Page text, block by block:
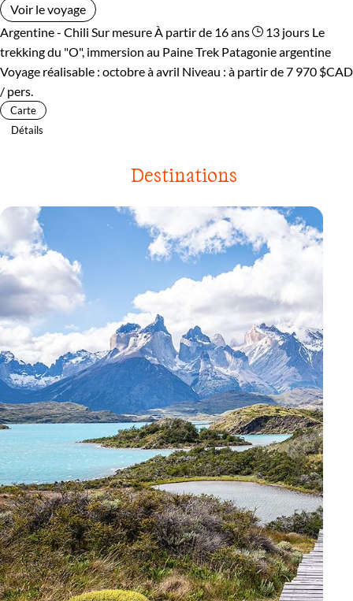
Voir le voyage
Argentine - Chili Sur mesure À partir de 16 ans 13 jours Le
trekking du "O", immersion au PaineTrek Patagonie argentine
Voyage réalisable : octobre à avril Niveau : à partir de7 970 $CAD
/ pers.
Carte
Détails
Destinations